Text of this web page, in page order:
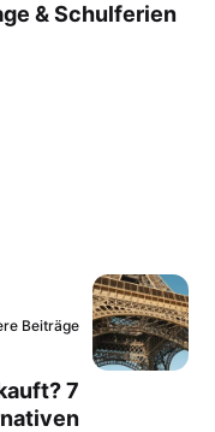
& Schulferien
Beiträge
7